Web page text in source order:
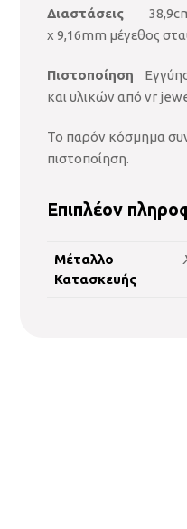
Διαστάσεις
x 9,16mm μέγεθος
Πιστοποίηση
και υλικών από vr
Το παρόν κόσμημα
πιστοποίηση.
Επιπλέον
Μέταλλο
Κατασκευής